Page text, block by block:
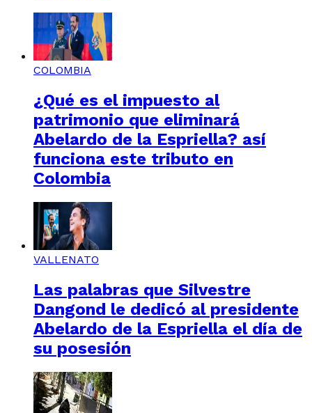
COLOMBIA
¿Qué es el impuesto al
patrimonio que eliminará
Abelardo de la Espriella? así
funciona este tributo en
Colombia
VALLENATO
Las palabras que Silvestre
Dangond le dedicó al presidente
Abelardo de la Espriella el día de
su posesión